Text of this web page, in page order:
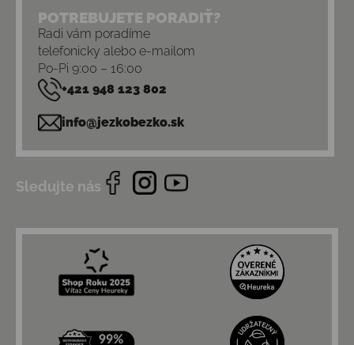
POTREBUJETE PORADIŤ?
Radi vám poradíme
telefonicky alebo e-mailom
Po-Pi 9:00 – 16:00
+421 948 123 802
info@jezkobezko.sk
Sledujte nás